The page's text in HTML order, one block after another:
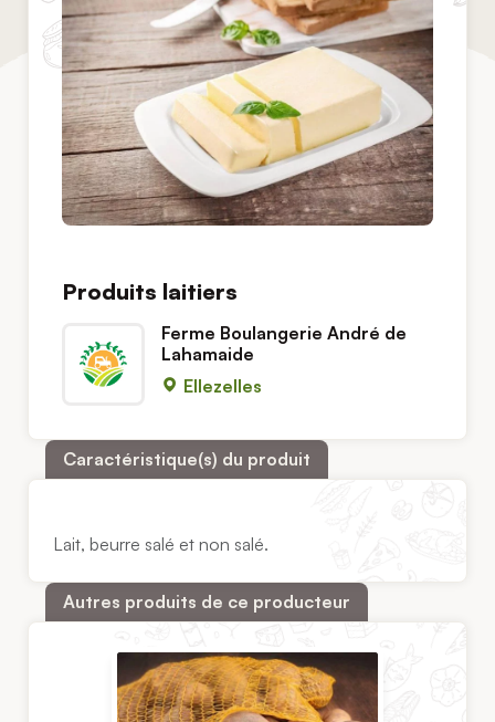
Produits laitiers
Ferme Boulangerie André de
Lahamaide
Ellezelles
Caractéristique(s) du produit
Lait, beurre salé et non salé.
Autres produits de ce producteur